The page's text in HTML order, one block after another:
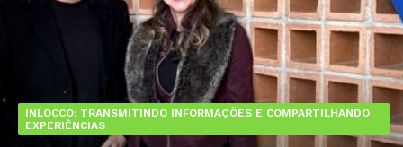
INLOCCO: TRANSMITINDO INFORMAÇÕES E COMPARTILHANDO
EXPERIÊNCIAS